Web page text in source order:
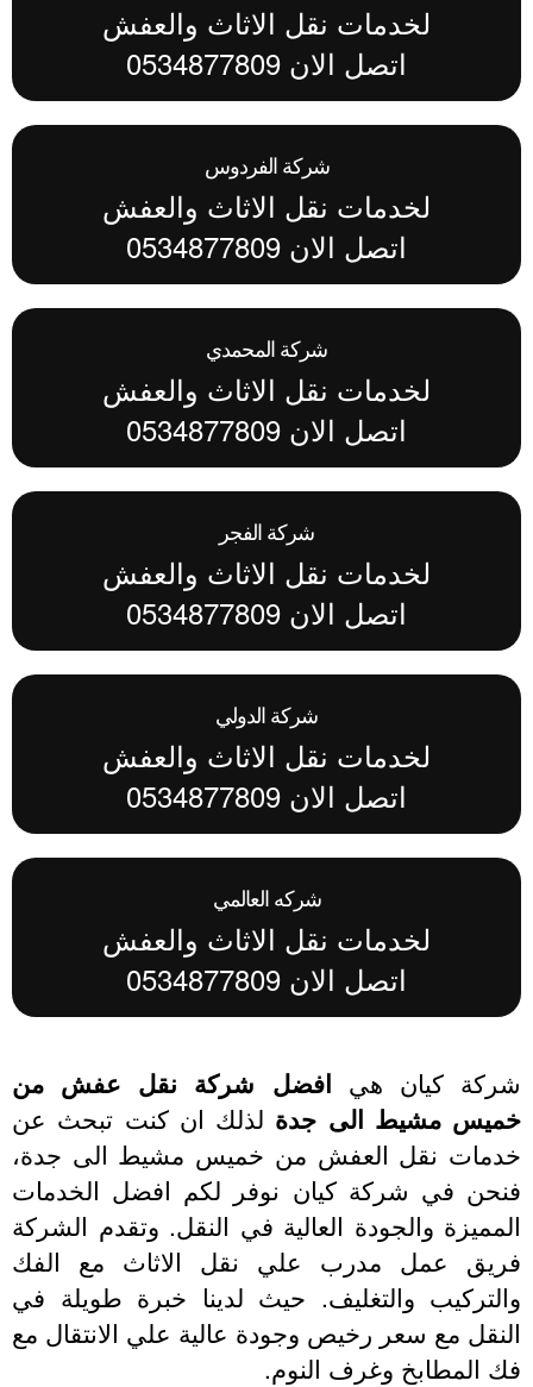
لخدمات نقل الاثاث والعفش
اتصل الان 0534877809
شركة الفردوس
لخدمات نقل الاثاث والعفش
اتصل الان 0534877809
شركة المحمدي
لخدمات نقل الاثاث والعفش
اتصل الان 0534877809
شركة الفجر
لخدمات نقل الاثاث والعفش
اتصل الان 0534877809
شركة الدولي
لخدمات نقل الاثاث والعفش
اتصل الان 0534877809
شركه العالمي
لخدمات نقل الاثاث والعفش
اتصل الان 0534877809
كيان هي افضل شركة نقل عفش من
مشيط الى جدةلذلك ان كنت تبحث عن
نقل العفش من خميس مشيط الى جدة،
في شركة كيان نوفر لكم افضل الخدمات
والجودة العالية في النقل. وتقدم الشركة
عمل مدرب علي نقل الاثاث مع الفك
والتغليف. حيث لدينا خبرة طويلة في
مع سعر رخيص وجودة عالية علي الانتقال مع
المطابخ وغرف النوم.